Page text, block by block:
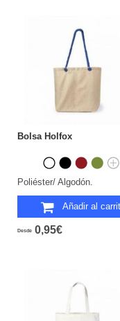
Bolsa Holfox
Poliéster/ Algodón.
Añadir al
Desde 0,95€